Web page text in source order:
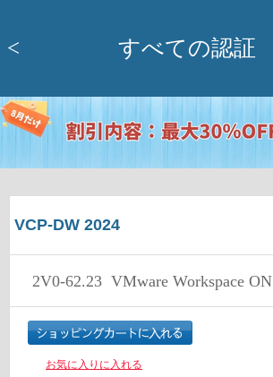
< すべての認証
VCP-DW 2024
2V0-62.23 VMware Workspace ONE 22.X Professional
お気に入りに入れる